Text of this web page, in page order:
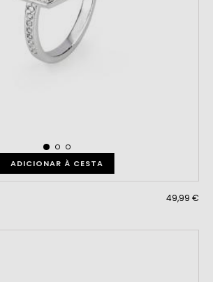
ADICIONAR À CESTA
49,99 €